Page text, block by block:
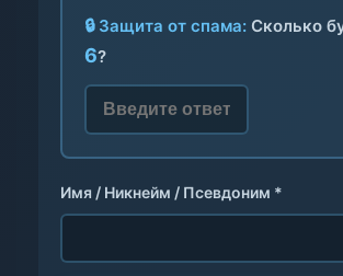
🔒 Защита от спама: Сколько
6?
Имя / Никнейм / Псевдоним *